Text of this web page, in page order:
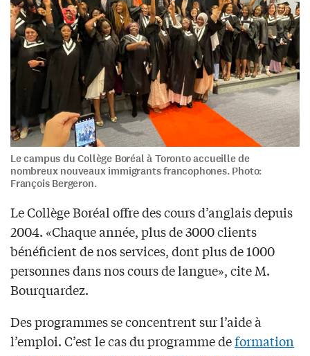
Le campus du Collège Boréal à Toronto accueille de
nombreux nouveaux immigrants francophones. Photo:
François Bergeron.
Le Collège Boréal offre des cours d’anglais depuis
2004. «Chaque année, plus de 3000 clients
bénéficient de nos services, dont plus de 1000
personnes dans nos cours de langue», cite M.
Bourquardez.
Des programmes se concentrent sur l’aide à
l’emploi. C’est le cas du programme deformation